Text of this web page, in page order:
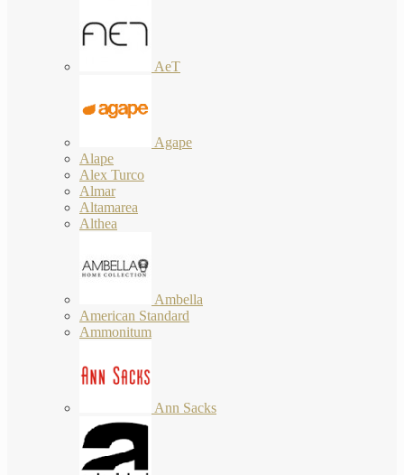
AeT
Agape
Alape
Alex Turco
Almar
Altamarea
Althea
Ambella
American Standard
Ammonitum
Ann Sacks